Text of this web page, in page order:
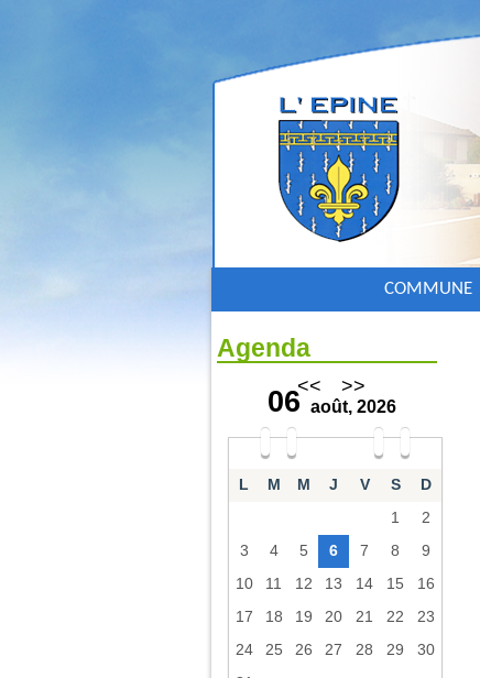
COMMUNE
Agenda
<< >>
06 août, 2026
L M M J V S
D
1
2
3
4 5 6 7 8
9
10
11 12 13 14 15
16
17
18 19 20 21 22
23
24
25 26 27 28 29
30